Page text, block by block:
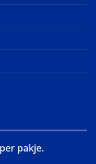
pakje.